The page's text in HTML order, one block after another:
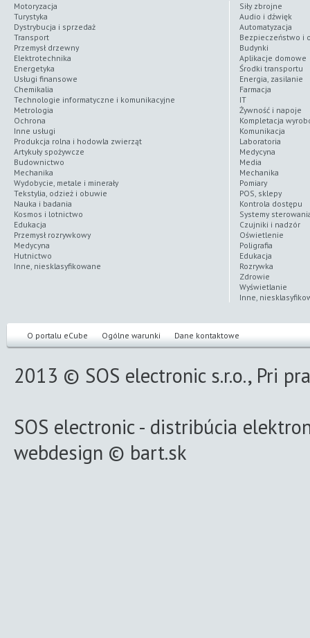
Motoryzacja
Turystyka
Dystrybucja i sprzedaż
Transport
Przemysł drzewny
Elektrotechnika
Energetyka
Usługi finansowe
Chemikalia
Technologie informatyczne i komunikacyjne
Metrologia
Ochrona
Inne usługi
Produkcja rolna i hodowla zwierząt
Artykuły spożywcze
Budownictwo
Mechanika
Wydobycie, metale i minerały
Tekstylia, odzież i obuwie
Nauka i badania
Kosmos i lotnictwo
Edukacja
Przemysł rozrywkowy
Medycyna
Hutnictwo
Inne, niesklasyfikowane
Siły zbrojne
Audio i dźwięk
Automatyzacja
Bezpieczeństwo i
Budynki
Aplikacje domowe
Środki transportu
Energia, zasilanie
Farmacja
IT
Żywność i napoje
Kompletacja
Komunikacja
Laboratoria
Medycyna
Media
Mechanika
Pomiary
POS, sklepy
Kontrola dostępu
Systemy
Czujniki i nadzór
Oświetlenie
Poligrafia
Edukacja
Rozrywka
Zdrowie
Wyświetlanie
Inne,
O portalu eCube Ogólne warunki Dane kontaktowe
2013 © SOS electronic s.r.o., Pri
SOS electronic- distribúcia
webdesign © bart.sk